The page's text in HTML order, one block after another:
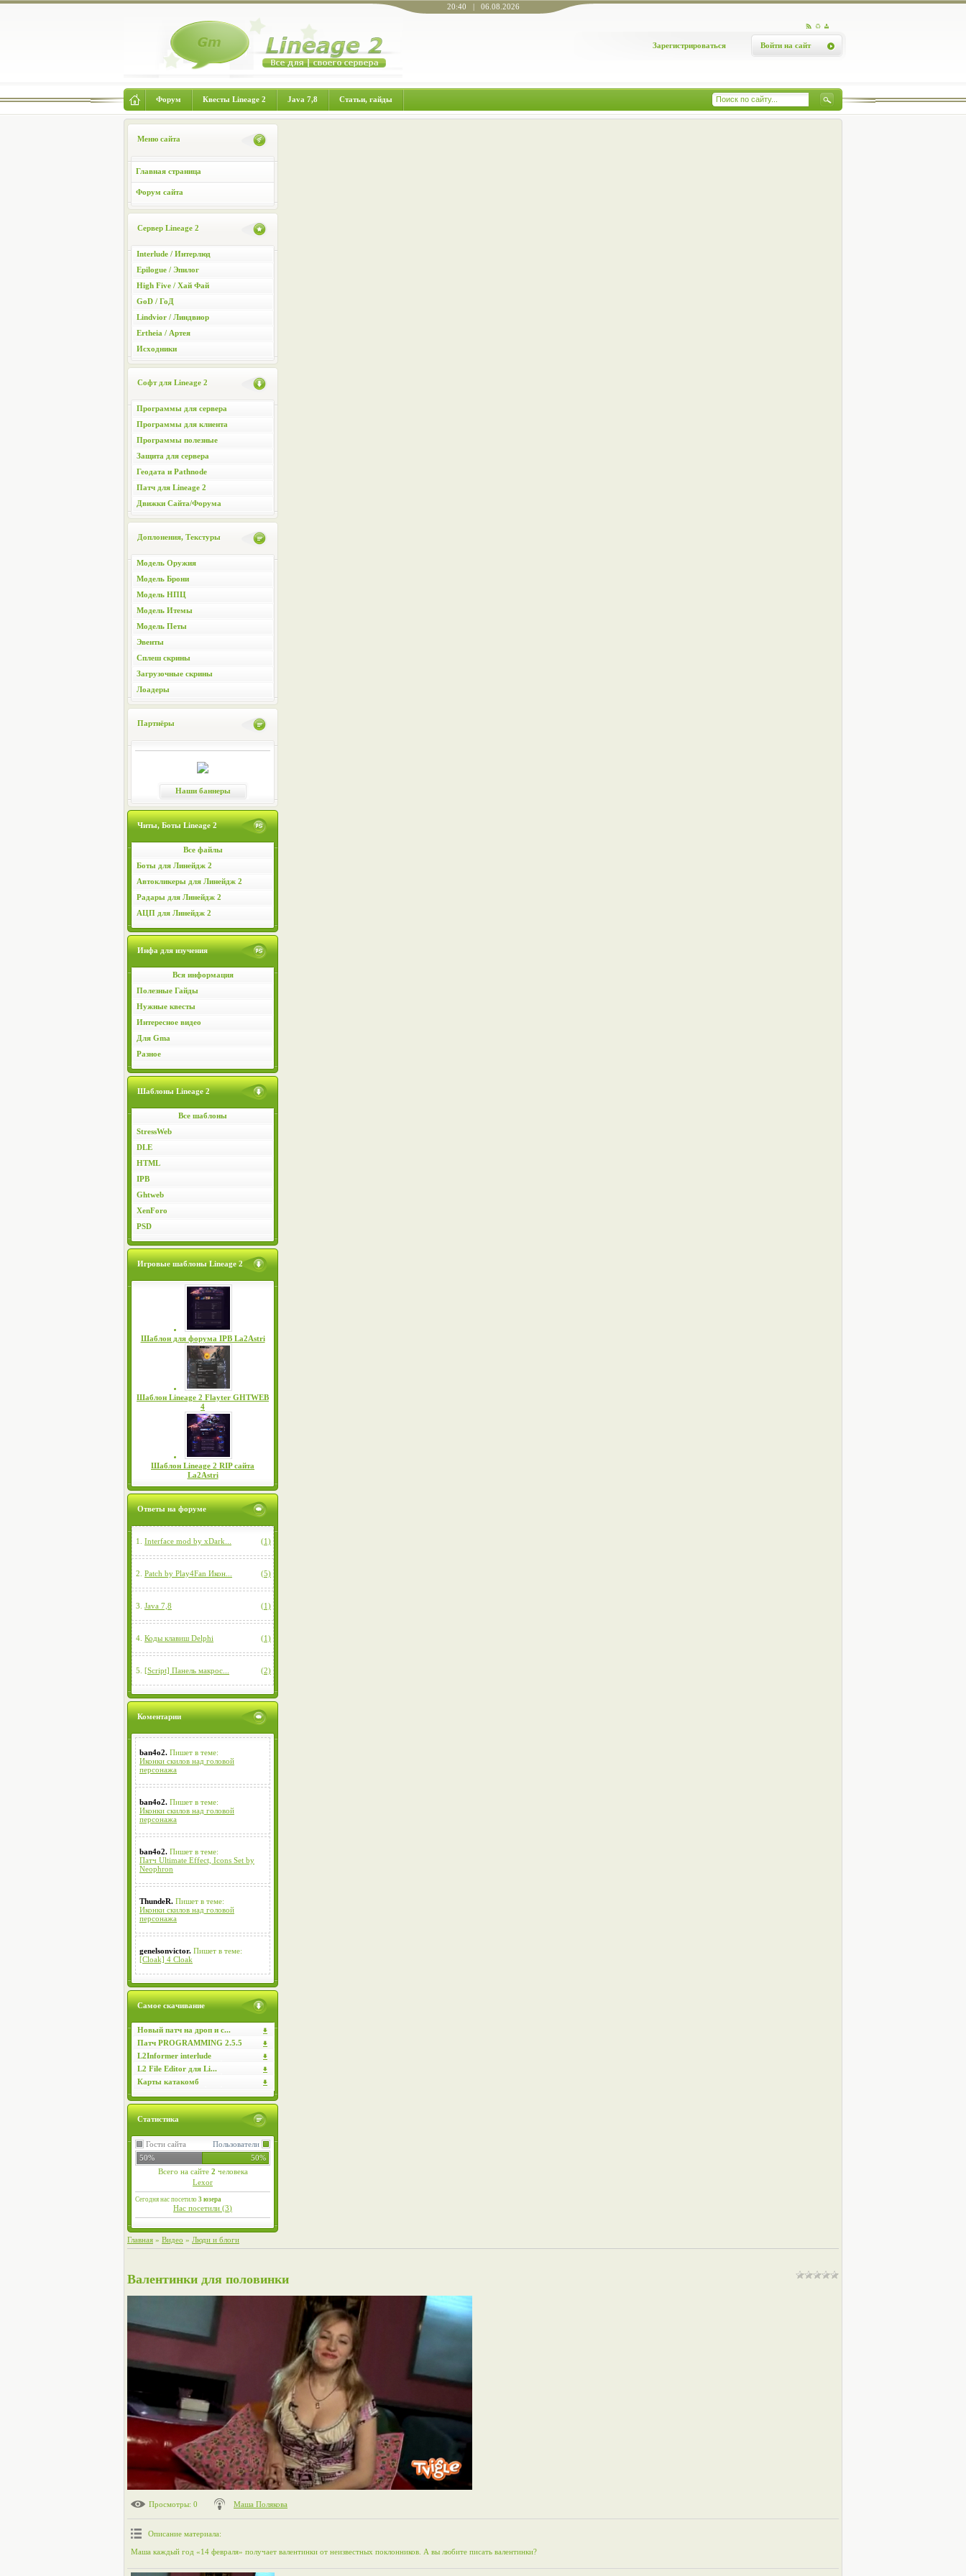
20:40 | 06.08.2026
Войти на сайт
Зарегистрироваться
Форум Квесты Lineage 2 Java 7,8 Статьи, гайды
Меню сайта
Главная страница
Форум сайта
Сервер Lineage 2
Interlude / Интерлюд
Epilogue / Эпилог
High Five / Хай Фай
GoD / ГоД
Lindvior / Линдвиор
Ertheia / Артея
Исходники
Софт для Lineage 2
Программы для сервера
Программы для клиента
Программы полезные
Защита для сервера
Геодата и Pathnode
Патч для Lineage 2
Движки Сайта/Форума
Доплонения, Текстуры
Модель Оружия
Модель Брони
Модель НПЦ
Модель Итемы
Модель Петы
Эвенты
Сплеш скрины
Загрузочные скрины
Лоадеры
Партнёры
Наши баннеры
Читы, Боты Lineage 2
Все файлы
Боты для Линейдж 2
Автокликеры для Линейдж 2
Радары для Линейдж 2
АЦП для Линейдж 2
Инфа для изучения
Вся информация
Полезные Гайды
Нужные квесты
Интересное видео
Для Gma
Разное
Шаблоны Lineage 2
Все шаблоны
StressWeb
DLE
HTML
IPB
Ghtweb
XenForo
PSD
Игровые шаблоны Lineage 2
Шаблон для форума IPB La2Astri
Шаблон Lineage 2 Flayter GHTWEB
4
Шаблон Lineage 2 RIP сайта
La2Astri
Ответы на форуме
1. Interface mod by xDark... (1)
2. Patch by Play4Fan Икон... (5)
3. Java 7,8 (1)
4. Коды клавиш Delphi (1)
5. [Script] Панель макрос... (2)
Коментарии
ban4o2. Пишет в теме:
Иконки скилов над головой
персонажа
ban4o2. Пишет в теме:
Иконки скилов над головой
персонажа
ban4o2. Пишет в теме:
Патч Ultimate Effect, Icons Set by
Neophron
ThundeR. Пишет в теме:
Иконки скилов над головой
персонажа
genelsonvictor. Пишет в теме:
[Cloak] 4 Cloak
Самое скачивание
Новый патч на дроп и с...
Патч PROGRAMMING 2.5.5
L2Informer interlude
L2 File Editor для Li...
Карты катакомб
Статистика
Пользователи
Гости сайта
50%
50%
Всего на сайте 2 человека
Lexor
Сегодня нас посетило 3 юзера
Нас посетили (3)
Главная » Видео » Люди и блоги
Валентинки для половинки
Просмотры: 0 Маша Полякова
Описание материала:
Маша каждый год «14 февраля» получает валентинки от неизвестных поклонников. А вы любите писать валентинки?